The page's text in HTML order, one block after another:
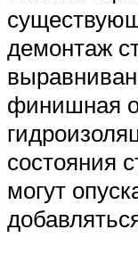
демонтаж
финишная
состояния
могут